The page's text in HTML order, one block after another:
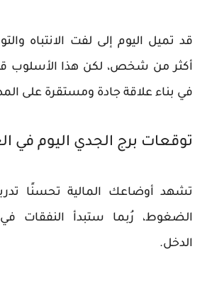
قد تميل اليوم إلى لفت الانتباه
أكثر من شخص، لكن هذا الأسلوب
في بناء علاقة جادة ومستقرة على
توقعات برج الجدي اليوم في
تشهد أوضاعك المالية تحسنًا
الضغوط، رُبما ستبدأ النفقات
الدخل.